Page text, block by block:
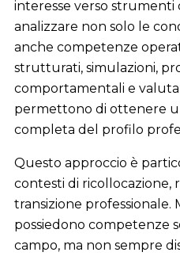
interesse verso strumenti
analizzare non solo le
anche competenze
strutturati, simulazioni,
comportamentali e
permettono di ottenere
completa del profilo
Questo approccio è
contesti di ricollocazione,
transizione professionale.
possiedono competenze
campo, ma non sempre